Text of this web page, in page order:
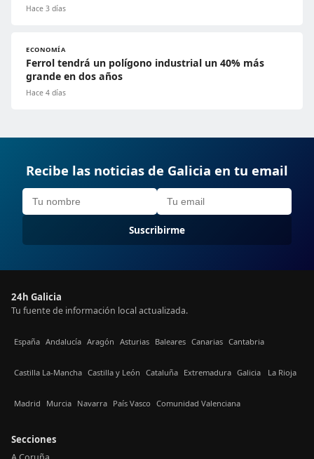
Hace 3 días
ECONOMÍA
Ferrol tendrá un polígono industrial un 40% más
grande en dos años
Hace 4 días
Recibe las noticias de Galicia en tu email
Suscribirme
24h Galicia
Tu fuente de información local actualizada.
España Andalucía Aragón Asturias Baleares Canarias Cantabria
Castilla La-Mancha Castilla y León Cataluña Extremadura Galicia La Rioja
Madrid Murcia Navarra País Vasco Comunidad Valenciana
Secciones